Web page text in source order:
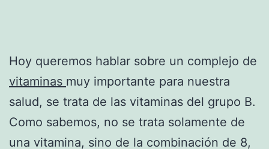
Hoy queremos hablar sobre un complejo de
vitaminas muy importante para nuestra
salud, se trata de las vitaminas del grupo B.
Como sabemos, no se trata solamente de
una vitamina, sino de la combinación de 8,